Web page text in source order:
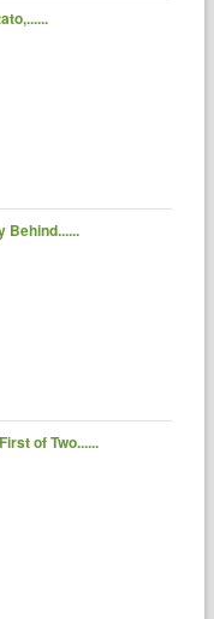
Behind......
of Two......